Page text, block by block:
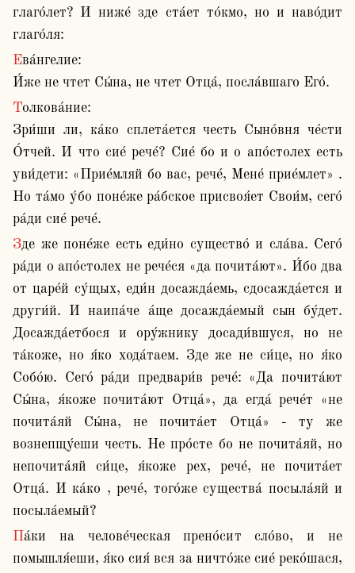
глаго́лет? И ниже́ зде ста́ет то́кмо, но и наво́дит
глаго́ля:
Ева́нгелие:
И́же не чтет Сы́на, не чтет Отца́, посла́вшаго Его́.
Толкова́ние:
Зри́ши ли, ка́ко сплета́ется честь Сыно́вня че́сти
О́тчей. И что сие́ рече́? Сие́ бо и о апо́столех есть
уви́дети: «Прие́мляй бо вас, рече́, Мене́ прие́млет» .
Но та́мо у́бо поне́же ра́бское присвоя́ет Свои́м, сего́
ра́ди сие́ рече́.
Зде же поне́же есть еди́но существо́ и сла́ва. Сего́
ра́ди о апо́столех не рече́ся «да почита́ют». И́бо два
от царе́й су́щых, еди́н досажда́емь, сдосажда́ется и
други́й. И наипа́че а́ще досажда́емый сын бу́дет.
Досажда́етбося и ору́жнику досади́вшуся, но не
та́коже, но я́ко хода́таем. Зде же не си́це, но я́ко
Собо́ю. Сего́ ра́ди предвари́в рече́: «Да почита́ют
Сы́на, я́коже почита́ют Отца́», да егда́ рече́т «не
почита́яй Сы́на, не почита́ет Отца́» - ту же
вознепщу́еши честь. Не про́сте бо не почита́яй, но
непочита́яй си́це, я́коже рех, рече́, не почита́ет
Отца́. И ка́ко , рече́, того́же существа́ посыла́яй и
посыла́емый?
Па́ки на челове́ческая прено́сит сло́во, и не
помышля́еши, я́ко сия́ вся за ничто́же сие́ реко́шася,